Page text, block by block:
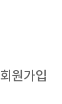
회원가입